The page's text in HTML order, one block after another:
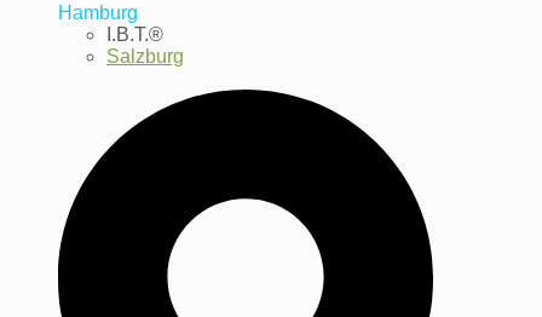
Hamburg
I.B.T.®
Salzburg